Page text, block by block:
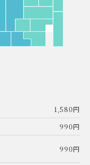
1,580円
990円
990円